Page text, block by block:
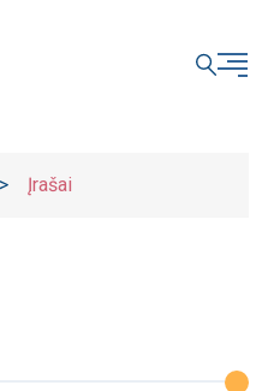
> Įrašai
UŽDARYTI